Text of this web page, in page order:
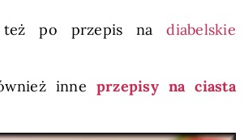
też po przepis na diabelskie
inne przepisy na ciasta